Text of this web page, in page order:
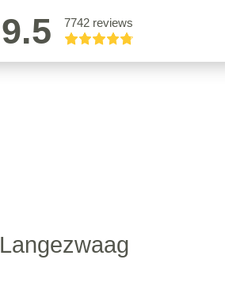
9.5 7742 reviews